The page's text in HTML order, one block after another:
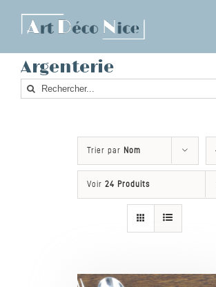
Argenterie
Rechercher
Trier par Nom
Voir 24 Produits